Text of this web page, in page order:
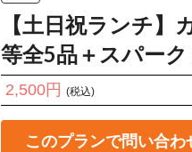
【土日祝ランチ
等全5品＋スパー
2,500円 (税込)
このプランで問い合わ